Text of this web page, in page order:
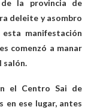
la provincia de
deleite y asombro
manifestación
comenzó a manar
salón.
el Centro Sai de
en ese lugar, antes